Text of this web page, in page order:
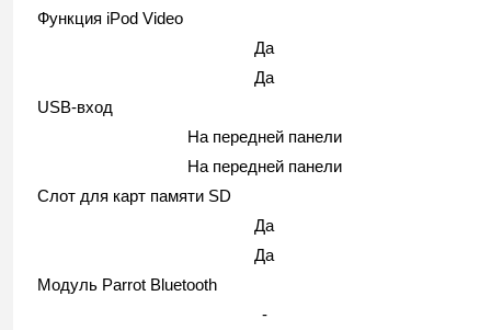
Функция iPod Video
Да
Да
USB-вход
На передней панели
На передней панели
Слот для карт памяти SD
Да
Да
Модуль Parrot Bluetooth
-